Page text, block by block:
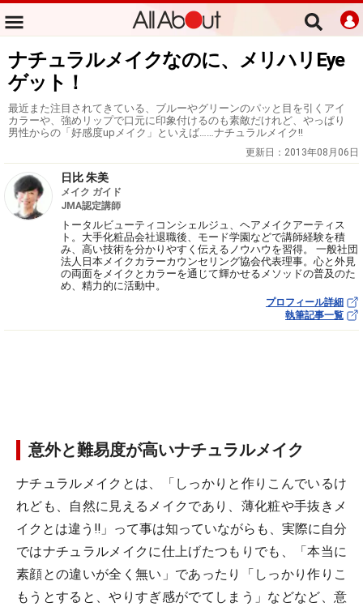
ナチュラルメイクなのに、メリハリEye
ゲット！
最近また注目されてきている、ブルーやグリーンのパッと目を引くアイ
カラーや、強めリップで口元に印象付けるのも素敵だけれど、やっぱり
男性からの「好感度upメイク」といえば……ナチュラルメイク!!
更新日： 2013年08月06日
日比 朱美
メイク ガイド
JMA認定講師
トータルビューティコンシェルジュ、ヘアメイクアーティス
ト。大手化粧品会社退職後、モード学園などで講師経験を積
み、高い技術を分かりやすく伝えるノウハウを習得。 一般社団
法人日本メイクカラーカウンセリング協会代表理事。心と外見
の両面をメイクとカラーを通じて輝かせるメソッドの普及のた
め、精力的に活動中。
プロフィール詳細
執筆記事一覧
意外と難易度が高いナチュラルメイク
ナチュラルメイクとは、「しっかりと作りこんでいるけ
れども、自然に見えるメイクであり、薄化粧や手抜きメ
イクとは違う!!」って事は知っていながらも、実際に自分
ではナチュラルメイクに仕上げたつもりでも、「本当に
素顔との違いが全く無い」であったり「しっかり作りこ
もうとすると、やりすぎ感がでてしまう」などなど、意